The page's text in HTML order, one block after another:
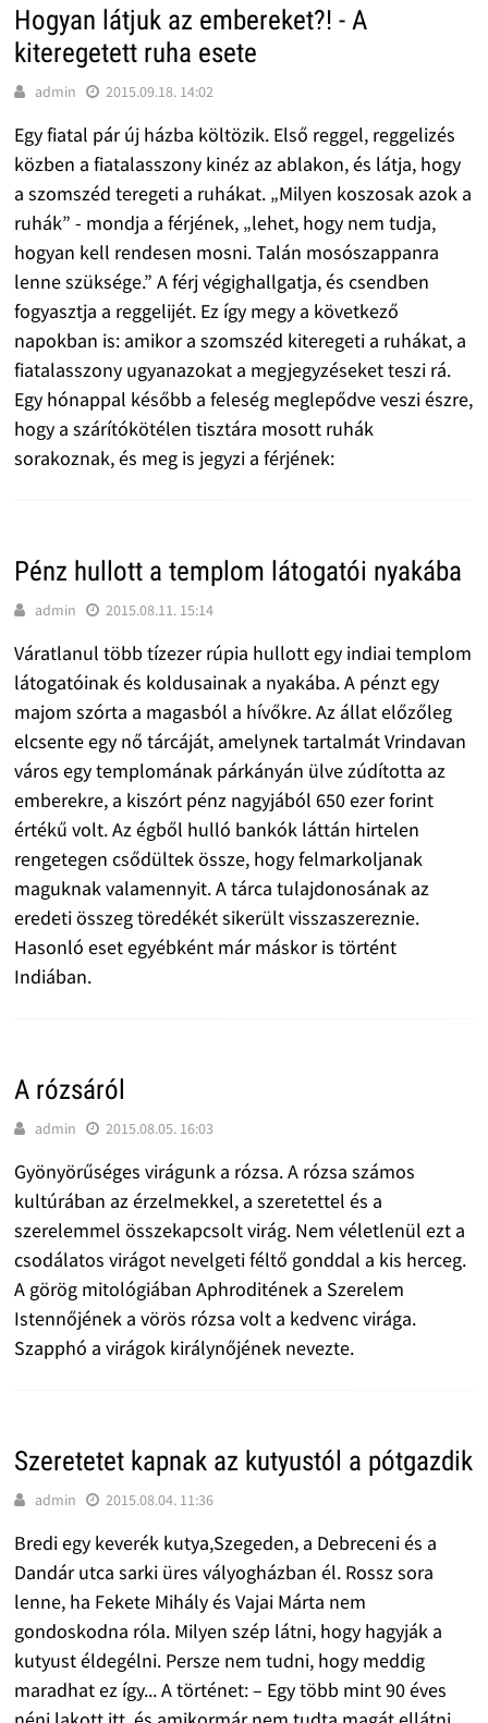
Hogyan látjuk az embereket?! - A
kiteregetett ruha esete
admin 2015.09.18. 14:02
Egy fiatal pár új házba költözik. Első reggel, reggelizés
közben a fiatalasszony kinéz az ablakon, és látja, hogy
a szomszéd teregeti a ruhákat. „Milyen koszosak azok a
ruhák” - mondja a férjének, „lehet, hogy nem tudja,
hogyan kell rendesen mosni. Talán mosószappanra
lenne szüksége.” A férj végighallgatja, és csendben
fogyasztja a reggelijét. Ez így megy a következő
napokban is: amikor a szomszéd kiteregeti a ruhákat, a
fiatalasszony ugyanazokat a megjegyzéseket teszi rá.
Egy hónappal később a feleség meglepődve veszi észre,
hogy a szárítókötélen tisztára mosott ruhák
sorakoznak, és meg is jegyzi a férjének:
Pénz hullott a templom látogatói nyakába
admin 2015.08.11. 15:14
Váratlanul több tízezer rúpia hullott egy indiai templom
látogatóinak és koldusainak a nyakába. A pénzt egy
majom szórta a magasból a hívőkre. Az állat előzőleg
elcsente egy nő tárcáját, amelynek tartalmát Vrindavan
város egy templomának párkányán ülve zúdította az
emberekre, a kiszórt pénz nagyjából 650 ezer forint
értékű volt. Az égből hulló bankók láttán hirtelen
rengetegen csődültek össze, hogy felmarkoljanak
maguknak valamennyit. A tárca tulajdonosának az
eredeti összeg töredékét sikerült visszaszereznie.
Hasonló eset egyébként már máskor is történt
Indiában.
A rózsáról
admin 2015.08.05. 16:03
Gyönyörűséges virágunk a rózsa. A rózsa számos
kultúrában az érzelmekkel, a szeretettel és a
szerelemmel összekapcsolt virág. Nem véletlenül ezt a
csodálatos virágot nevelgeti féltő gonddal a kis herceg.
A görög mitológiában Aphroditének a Szerelem
Istennőjének a vörös rózsa volt a kedvenc virága.
Szapphó a virágok királynőjének nevezte.
Szeretetet kapnak az kutyustól a pótgazdik
admin 2015.08.04. 11:36
Bredi egy keverék kutya,Szegeden, a Debreceni és a
Dandár utca sarki üres vályogházban él. Rossz sora
lenne, ha Fekete Mihály és Vajai Márta nem
gondoskodna róla. Milyen szép látni, hogy hagyják a
kutyust éldegélni. Persze nem tudni, hogy meddig
maradhat ez így... A történet: – Egy több mint 90 éves